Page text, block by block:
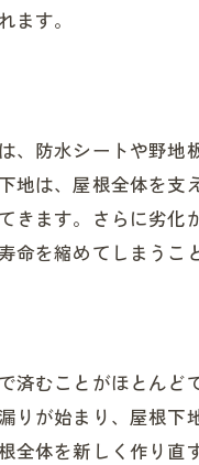
す。
防水シートや野
は、屋根全体を
ます。さらに劣
を縮めてしまうこ
むことがほとん
が始まり、屋根
体を新しく作り